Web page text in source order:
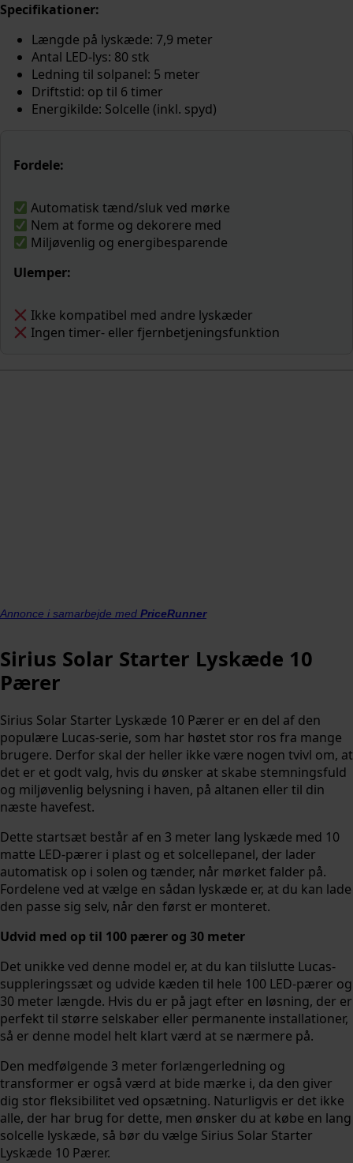
Specifikationer:
Længde på lyskæde: 7,9 meter
Antal LED-lys: 80 stk
Ledning til solpanel: 5 meter
Driftstid: op til 6 timer
Energikilde: Solcelle (inkl. spyd)
Fordele:
Automatisk tænd/sluk ved mørke
Nem at forme og dekorere med
Miljøvenlig og energibesparende
Ulemper:
Ikke kompatibel med andre lyskæder
Ingen timer- eller fjernbetjeningsfunktion
Annonce i samarbejde med PriceRunner
Sirius Solar Starter Lyskæde 10
Pærer
Sirius Solar Starter Lyskæde 10 Pærer er en del af den
populære Lucas-serie, som har høstet stor ros fra mange
brugere. Derfor skal der heller ikke være nogen tvivl om, at
det er et godt valg, hvis du ønsker at skabe stemningsfuld
og miljøvenlig belysning i haven, på altanen eller til din
næste havefest.
Dette startsæt består af en 3 meter lang lyskæde med 10
matte LED-pærer i plast og et solcellepanel, der lader
automatisk op i solen og tænder, når mørket falder på.
Fordelene ved at vælge en sådan lyskæde er, at du kan lade
den passe sig selv, når den først er monteret.
Udvid med op til 100 pærer og 30 meter
Det unikke ved denne model er, at du kan tilslutte Lucas-
suppleringssæt og udvide kæden til hele 100 LED-pærer og
30 meter længde. Hvis du er på jagt efter en løsning, der er
perfekt til større selskaber eller permanente installationer,
så er denne model helt klart værd at se nærmere på.
Den medfølgende 3 meter forlængerledning og
transformer er også værd at bide mærke i, da den giver
dig stor fleksibilitet ved opsætning. Naturligvis er det ikke
alle, der har brug for dette, men ønsker du at købe en lang
solcelle lyskæde, så bør du vælge Sirius Solar Starter
Lyskæde 10 Pærer.